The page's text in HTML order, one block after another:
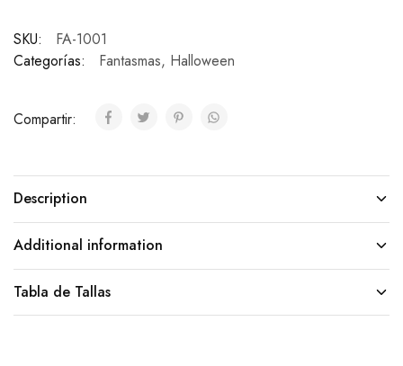
SKU:
FA-1001
Categorías:
Fantasmas, Halloween
Compartir:
Description
Additional information
Tabla de Tallas